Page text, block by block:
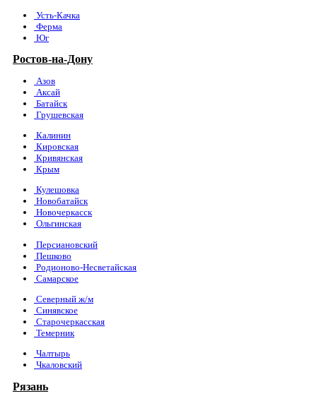
Усть-Качка
Ферма
Юг
Ростов-на-Дону
Азов
Аксай
Батайск
Грушевская
Калинин
Кировская
Кривянская
Крым
Кулешовка
Новобатайск
Новочеркасск
Ольгинская
Персиановский
Пешково
Родионово-Несветайская
Самарское
Северный ж/м
Синявское
Старочеркасская
Темерник
Чалтырь
Чкаловский
Рязань